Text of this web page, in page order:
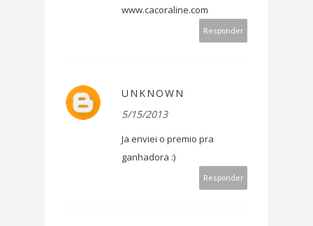
www.cacoraline.com
Responder
UNKNOWN
5/15/2013
Ja enviei o premio pra
ganhadora :)
Responder